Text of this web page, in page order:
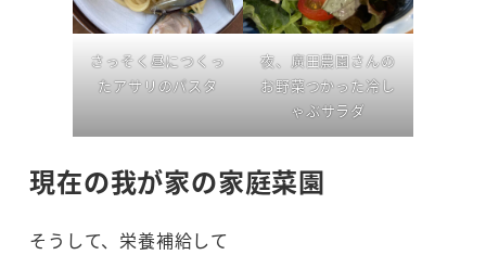
さっそく昼につくっ
たアサリのパスタ
夜、廣田農園さんの
お野菜つかった冷し
ゃぶサラダ
現在の我が家の家庭菜園
そうして、栄養補給して